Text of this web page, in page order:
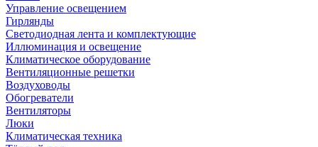
Управление освещением
Гирлянды
Светодиодная лента и комплектующие
Иллюминация и освещение
Климатическое оборудование
Вентиляционные решетки
Воздуховоды
Обогреватели
Вентиляторы
Люки
Климатическая техника